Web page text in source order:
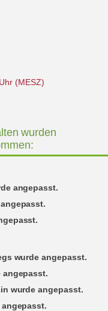
(MESZ)
wurden
angepasst.
wurde angepasst.
angepasst.
wurde angepasst.